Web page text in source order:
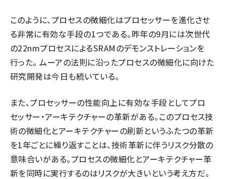
このように、プロセスの微細化はプロセッサーを進化させ
る非常に有効な手段の1つである。昨年の9月には次世代
の22nmプロセスによるSRAMのデモンストレーションを
行った。 ムーアの法則に沿ったプロセスの微細化に向けた
研究開発は今日も続いている。
また、プロセッサーの性能向上に有効な手段としてプロ
セッサー・アーキテクチャーの革新がある。このプロセス技
術の微細化とアーキテクチャーの刷新というふたつの革新
を1年ごとに繰り返すことは、技術革新に伴うリスク分散の
意味合いがある。プロセスの微細化とアーキテクチャー革
新を同時に実行するのはリスクが大きいという考え方だ。